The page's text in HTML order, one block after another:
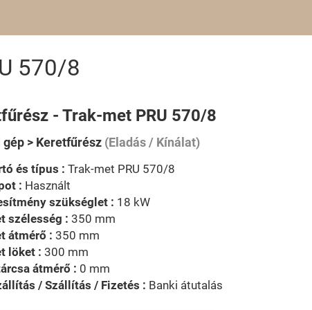
570/8
- Trak-met PRU 570/8
gép > Keretfűrész (Eladás / Kínálat)
és típus : Trak-met PRU 570/8
: Használt
szükséglet : 18 kW
szélesség : 350 mm
átmérő : 350 mm
löket : 300 mm
átmérő : 0 mm
/ Szállítás / Fizetés : Banki átutalás